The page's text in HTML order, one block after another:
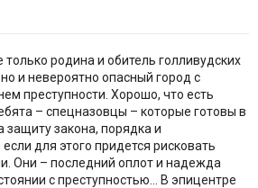
родина и обитель голливудских
и невероятно опасный город с
преступности. Хорошо, что есть
– спецназовцы – которые готовы в
закона, порядка и
для этого придется рисковать
Они – последний оплот и надежда
с преступностью… В эпицентре